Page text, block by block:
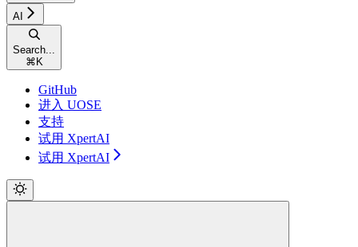
AI
Search...
⌘ K
GitHub
进入 UOSE
支持
试用 XpertAI
试用 XpertAI